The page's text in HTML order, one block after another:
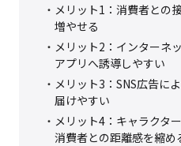
メリット1：消費者との
増やせる
メリット2：インターネ
アプリへ誘導しやすい
メリット3：SNS広告に
届けやすい
メリット4：キャラクタ
消費者との距離感を縮め